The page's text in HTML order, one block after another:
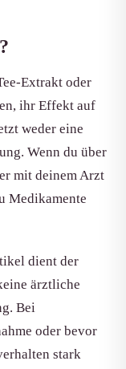
Extrakt oder
ihr Effekt auf
weder eine
Wenn du über
mit deinem Arzt
Medikamente
dient der
ärztliche
Bei
oder bevor
stark